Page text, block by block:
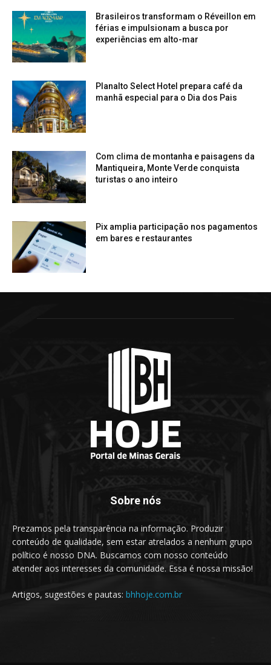
Brasileiros transformam o Réveillon em
férias e impulsionam a busca por
experiências em alto-mar
Planalto Select Hotel prepara café da
manhã especial para o Dia dos Pais
Com clima de montanha e paisagens da
Mantiqueira, Monte Verde conquista
turistas o ano inteiro
Pix amplia participação nos pagamentos
em bares e restaurantes
Sobre nós
Prezamos pela transparência na informação. Produzir
conteúdo de qualidade, sem estar atrelados a nenhum grupo
político é nosso DNA. Buscamos com nosso conteúdo
atender aos interesses da comunidade. Essa é nossa missão!
Artigos, sugestões e pautas: bhhoje.com.br